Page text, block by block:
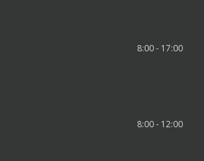
8:00 - 17:00
8:00 - 12:00